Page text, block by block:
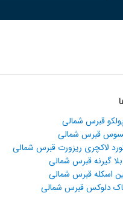
قبرس شمالی
قبرس شمالی
لاکچری ریزورت قبرس شمالی
گیرنه قبرس شمالی
اسکله قبرس شمالی
دلوکس قبرس شمالی